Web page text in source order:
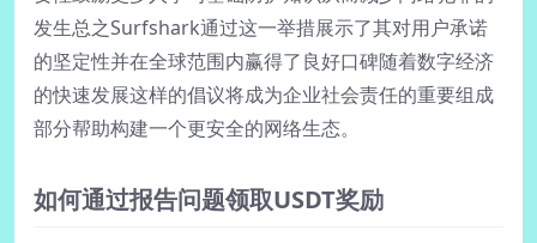
发生总之Surfshark通过这一举措展示了其对用户承诺
的坚定性并在全球范围内赢得了良好口碑随着数字经济
的快速发展这样的倡议将成为企业社会责任的重要组成
部分帮助构建一个更安全的网络生态。
如何通过报告问题领取USDT奖励